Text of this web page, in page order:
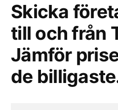
Skicka
till och från
Jämför
de